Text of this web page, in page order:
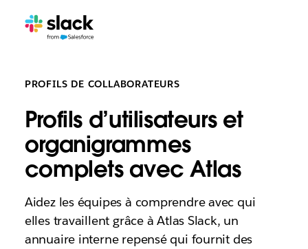
PROFILS DE COLLABORATEURS
Profils d’utilisateurs et
organigrammes
complets avec Atlas
Aidez les équipes à comprendre avec qui
elles travaillent grâce à Atlas Slack, un
annuaire interne repensé qui fournit des